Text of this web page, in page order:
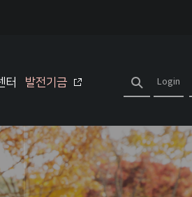
Login
터 발전기금